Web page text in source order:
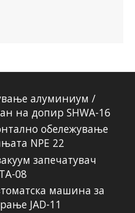
алуминиум /
на допир SHWA-16
обележување
NPE 22
запечатувач
08
машина за
JAD-11